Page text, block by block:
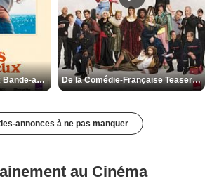
Les Matins merveilleux Bande-annonce VF De la Comédie-Française Teaser VF
annonces à ne pas manquer
au Cinéma